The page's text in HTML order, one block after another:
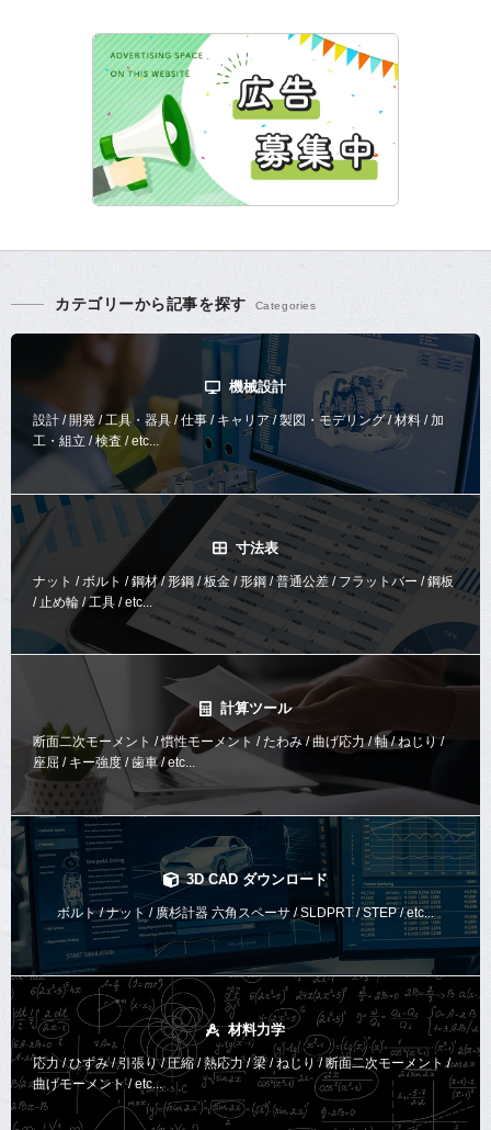
カテゴリーから記事を探す
機械設計
設計 / 開発 / 工具・器具 / 仕事 / キャリア / 製図・モデリング / 材料 / 加
工・組立 / 検査 / etc...
寸法表
ナット / ボルト / 鋼材 / 形鋼 / 板金 / 形鋼 / 普通公差 / フラットバー / 鋼板
/ 止め輪 / 工具 / etc...
計算ツール
断面二次モーメント / 慣性モーメント / たわみ / 曲げ応力 / 軸 / ねじり /
座屈 / キー強度 / 歯車 / etc...
3D CAD ダウンロード
ボルト / ナット / 廣杉計器 六角スペーサ / SLDPRT / STEP / etc...
材料力学
応力 / ひずみ / 引張り / 圧縮 / 熱応力 / 梁 / ねじり / 断面二次モーメント /
曲げモーメント /etc...